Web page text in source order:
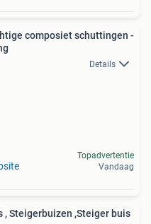
composiet schuttingen -
Details
Topadvertentie
Vandaag
, Steigerbuizen ,Steiger buis